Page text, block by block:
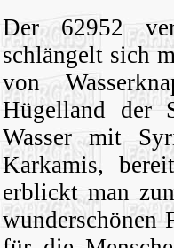
Der 62952
schlängelt sich
von
Hügelland der
Wasser mit
Karkamis,
erblickt man
wunderschönen